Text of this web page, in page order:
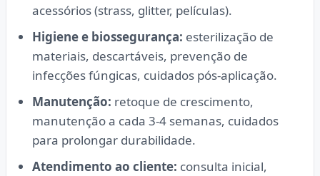
acessórios (strass, glitter, películas).
Higiene e biossegurança: esterilização de
materiais, descartáveis, prevenção de
infecções fúngicas, cuidados pós-aplicação.
Manutenção: retoque de crescimento,
manutenção a cada 3-4 semanas, cuidados
para prolongar durabilidade.
Atendimento ao cliente: consulta inicial,